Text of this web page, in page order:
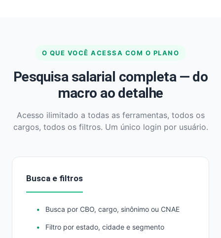
O QUE VOCÊ ACESSA COM O PLANO
Pesquisa salarial completa — do
macro ao detalhe
Acesso ilimitado a todas as ferramentas, todos os
cargos, todos os filtros. Um único login por usuário.
Busca e filtros
Busca por CBO, cargo, sinônimo ou CNAE
Filtro por estado, cidade e segmento